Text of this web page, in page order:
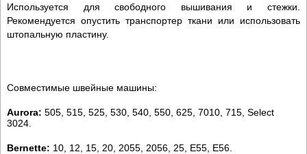
Используется для свободного вышивания и стежки.
Рекомендуется опустить транспортер ткани или использовать
штопальную пластину.
Совместимые швейные машины:
Aurora: 505, 515, 525, 530, 540, 550, 625, 7010, 715, Select
3024.
Bernette: 10, 12, 15, 20, 2055, 2056, 25, E55, E56.